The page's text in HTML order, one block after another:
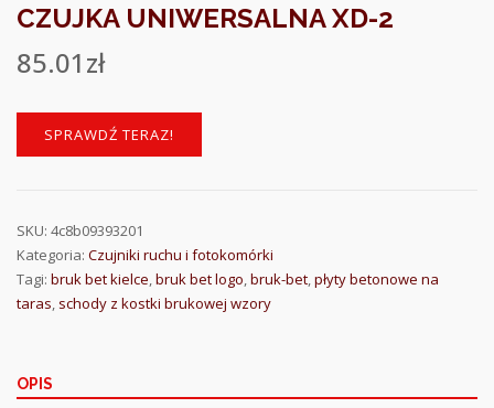
CZUJKA UNIWERSALNA XD-2
85.01zł
SPRAWDŹ TERAZ!
SKU: 4c8b09393201
Kategoria: Czujniki ruchu i fotokomórki
Tagi: bruk bet kielce,bruk bet logo,bruk-bet,płyty betonowe na
taras, schody z kostki brukowej wzory
OPIS